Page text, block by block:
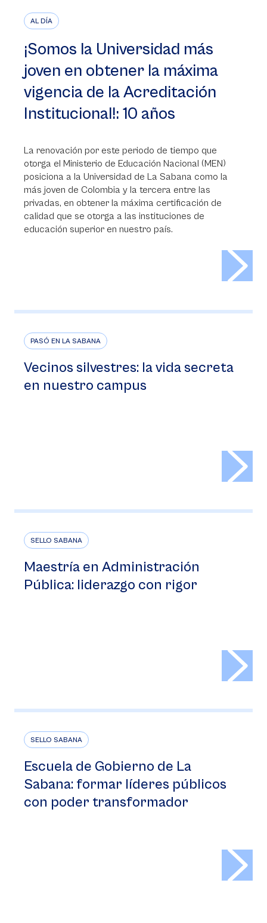
AL DÍA
¡Somos la Universidad más
joven en obtener la máxima
vigencia de la Acreditación
Institucional!: 10 años
La renovación por este periodo de tiempo que
otorga el Ministerio de Educación Nacional (MEN)
posiciona a la Universidad de La Sabana como la
más joven de Colombia y la tercera entre las
privadas, en obtener la máxima certificación de
calidad que se otorga a las instituciones de
educación superior en nuestro país.
PASÓ EN LA SABANA
Vecinos silvestres: la vida secreta
en nuestro campus
SELLO SABANA
Maestría en Administración
Pública: liderazgo con rigor
SELLO SABANA
Escuela de Gobierno de La
Sabana: formar líderes públicos
con poder transformador